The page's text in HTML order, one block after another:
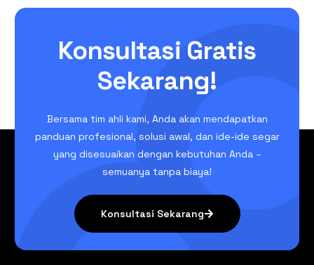
Konsultasi Gratis
Sekarang!
Bersama tim ahli kami, Anda akan mendapatkan
panduan profesional, solusi awal, dan ide-ide segar
yang disesuaikan dengan kebutuhan Anda –
semuanya tanpa biaya!
Konsultasi Sekarang